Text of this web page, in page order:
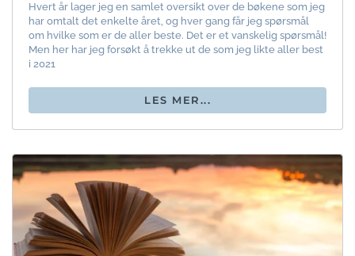
Hvert år lager jeg en samlet oversikt over de bøkene som jeg
har omtalt det enkelte året, og hver gang får jeg spørsmål
om hvilke som er de aller beste. Det er et vanskelig spørsmål!
Men her har jeg forsøkt å trekke ut de som jeg likte aller best
i 2021
LES MER...